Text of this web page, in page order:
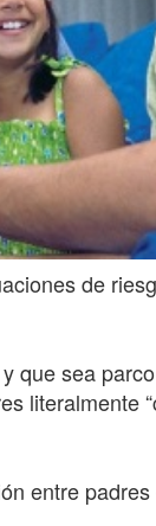
de
que sea
literalmente
entre